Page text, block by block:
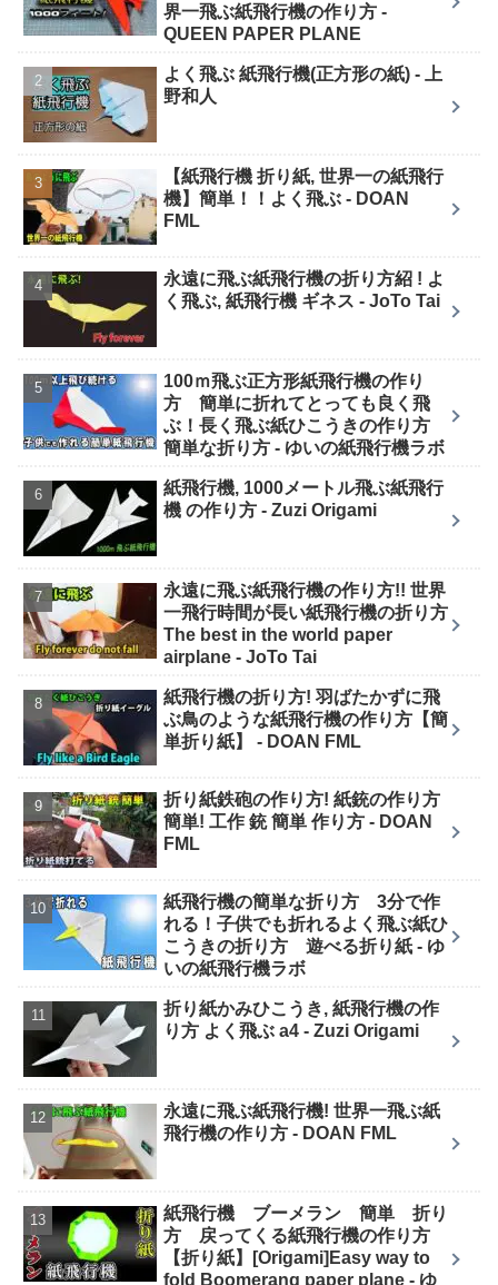
界一飛ぶ紙飛行機の作り方 -
QUEEN PAPER PLANE
よく飛ぶ 紙飛行機(正方形の紙) - 上
野和人
【紙飛行機 折り紙, 世界一の紙飛行
機】簡単！！よく飛ぶ - DOAN
FML
永遠に飛ぶ紙飛行機の折り方紹 ! よ
く飛ぶ, 紙飛行機 ギネス - JoTo Tai
100ｍ飛ぶ正方形紙飛行機の作り
方 簡単に折れてとっても良く飛
ぶ！長く飛ぶ紙ひこうきの作り方
簡単な折り方 - ゆいの紙飛行機ラボ
紙飛行機, 1000メートル飛ぶ紙飛行
機 の作り方 - Zuzi Origami
永遠に飛ぶ紙飛行機の作り方!! 世界
一飛行時間が長い紙飛行機の折り方
The best in the world paper
airplane - JoTo Tai
紙飛行機の折り方! 羽ばたかずに飛
ぶ鳥のような紙飛行機の作り方【簡
単折り紙】 - DOAN FML
折り紙鉄砲の作り方! 紙銃の作り方
簡単! 工作 銃 簡単 作り方 - DOAN
FML
紙飛行機の簡単な折り方 3分で作
れる！子供でも折れるよく飛ぶ紙ひ
こうきの折り方 遊べる折り紙 - ゆ
いの紙飛行機ラボ
折り紙かみひこうき, 紙飛行機の作
り方 よく飛ぶ a4 - Zuzi Origami
永遠に飛ぶ紙飛行機! 世界一飛ぶ紙
飛行機の作り方 - DOAN FML
紙飛行機 ブーメラン 簡単 折り
方 戻ってくる紙飛行機の作り方
【折り紙】[Origami]Easy way to
fold Boomerang paper plane - ゆ